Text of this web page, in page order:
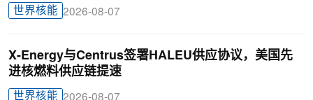
世界核能 2026-08-07
X-Energy与Centrus签署HALEU供应协议，美国先
进核燃料供应链提速
世界核能